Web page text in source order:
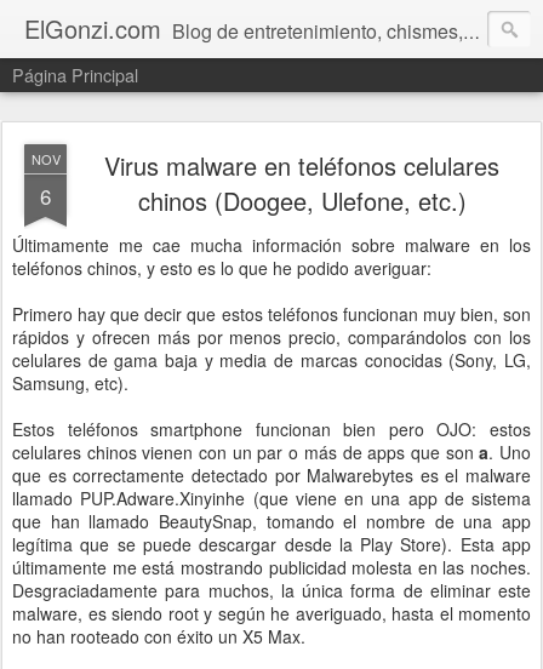
ElGonzi.com Blog de entretenimiento, chismes, humor, farándula, curiosidades, ovnis, noticias calientes, fotos, videos, paranormal y ¡más!
Página Principal
NOV
6
Virus malware en teléfonos celulares
chinos (Doogee, Ulefone, etc.)
Últimamente me cae mucha información sobre malware en los
teléfonos chinos, y esto es lo que he podido averiguar:
Primero hay que decir que estos teléfonos funcionan muy bien, son
rápidos y ofrecen más por menos precio, comparándolos con los
celulares de gama baja y media de marcas conocidas (Sony, LG,
Samsung, etc).
Estos teléfonos smartphone funcionan bien pero OJO: estos
celulares chinos vienen con un par o más de apps que sona. Uno
que es correctamente detectado por Malwarebytes es el malware
llamado PUP.Adware.Xinyinhe (que viene en una app de sistema
que han llamado BeautySnap, tomando el nombre de una app
legítima que se puede descargar desde la Play Store). Esta app
últimamente me está mostrando publicidad molesta en las noches.
Desgraciadamente para muchos, la única forma de eliminar este
malware, es siendo root y según he averiguado, hasta el momento
no han rooteado con éxito un X5 Max.